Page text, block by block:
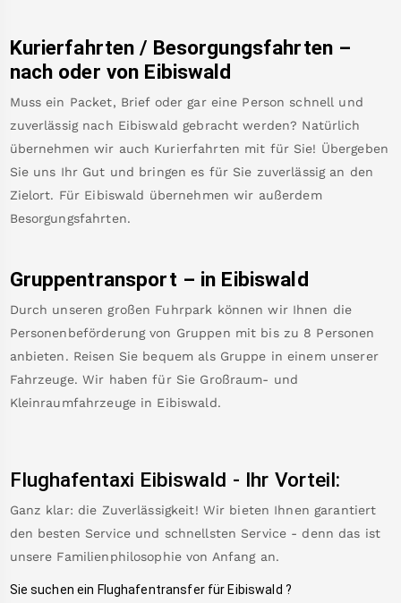
Kurierfahrten / Besorgungsfahrten –
nach oder von Eibiswald
Muss ein Packet, Brief oder gar eine Person schnell und
zuverlässig nach Eibiswald gebracht werden? Natürlich
übernehmen wir auch Kurierfahrten mit für Sie! Übergeben
Sie uns Ihr Gut und bringen es für Sie zuverlässig an den
Zielort. Für Eibiswald übernehmen wir außerdem
Besorgungsfahrten.
Gruppentransport – in Eibiswald
Durch unseren großen Fuhrpark können wir Ihnen die
Personenbeförderung von Gruppen mit bis zu 8 Personen
anbieten. Reisen Sie bequem als Gruppe in einem unserer
Fahrzeuge. Wir haben für Sie Großraum- und
Kleinraumfahrzeuge in Eibiswald.
Flughafentaxi Eibiswald - Ihr Vorteil:
Ganz klar: die Zuverlässigkeit! Wir bieten Ihnen garantiert
den besten Service und schnellsten Service - denn das ist
unsere Familienphilosophie von Anfang an.
Sie suchen ein Flughafentransfer für Eibiswald ?